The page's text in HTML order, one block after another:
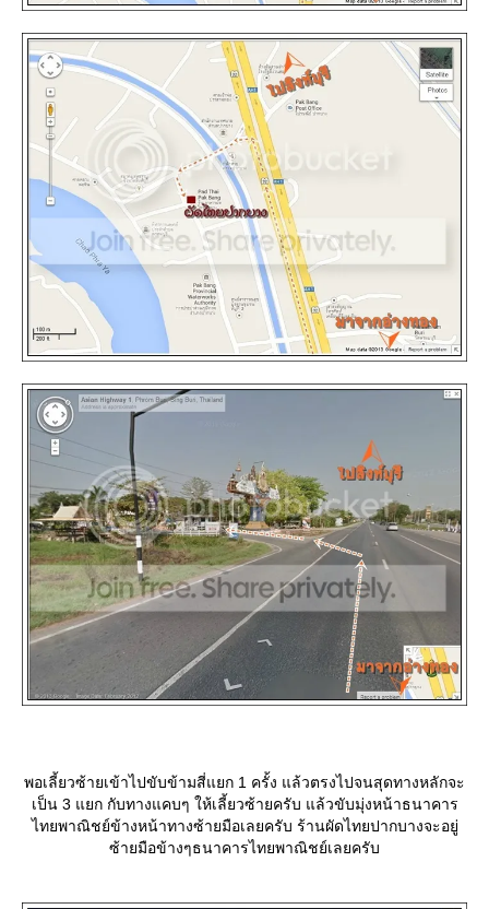
พอเลี้ยวซ้ายเข้าไปขับข้ามสี่แยก 1 ครั้ง แล้วตรงไปจนสุดทางหลักจะ
เป็น 3 แยก กับทางแคบๆ ให้เลี้ยวซ้ายครับ แล้วขับมุ่งหน้าธนาคาร
ไทยพาณิชย์ข้างหน้าทางซ้ายมือเลยครับ ร้านผัดไทยปากบางจะอยู่
ซ้ายมือข้างๆธนาคารไทยพาณิชย์เลยครับ